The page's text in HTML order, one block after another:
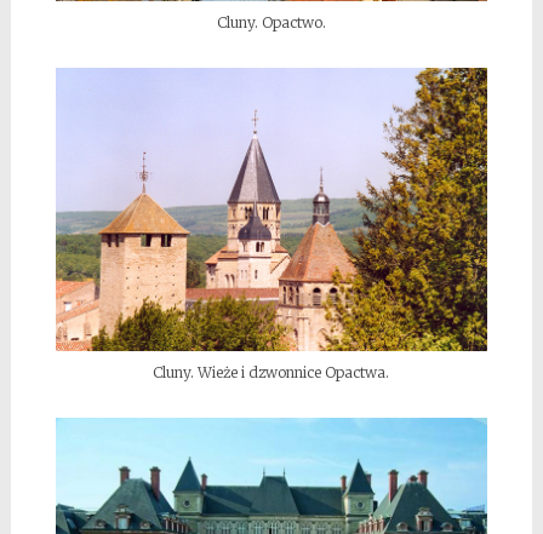
Cluny. Opactwo.
Cluny. Wieże i dzwonnice Opactwa.